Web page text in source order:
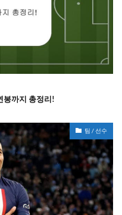
봉까지 총정리!
팀 / 선수